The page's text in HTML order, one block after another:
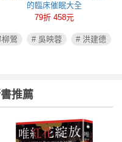
的臨床催眠大全
79折 458元
鶯 # 吳映蓉
# 洪建德
推薦